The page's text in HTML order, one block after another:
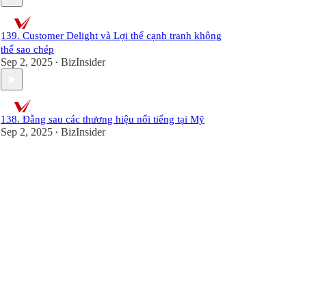
139. Customer Delight và Lợi thế cạnh tranh không
thể sao chép
Sep 2, 2025 • BizInsider
138. Đằng sau các thương hiệu nổi tiếng tại Mỹ
Sep 2, 2025 • BizInsider